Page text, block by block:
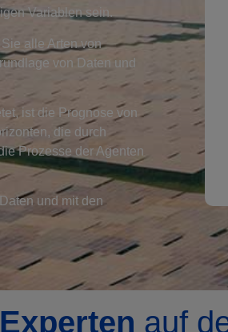
Variablen sein.
alle Arten von
von Daten und
ist die Prognose von
die durch
Prozesse der Agenten
und mit den
Experten auf